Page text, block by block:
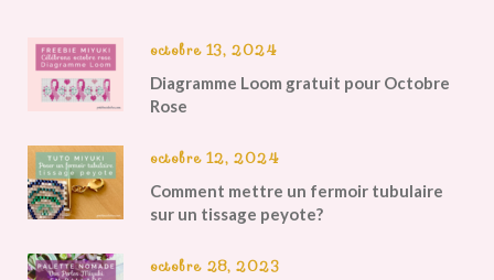
octobre 13, 2024
Diagramme Loom gratuit pour Octobre
Rose
octobre 12, 2024
Comment mettre un fermoir tubulaire
sur un tissage peyote?
octobre 28, 2023